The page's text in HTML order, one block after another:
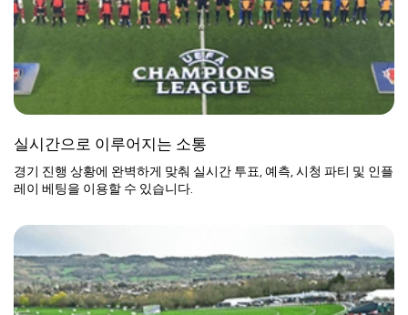
실시간으로 이루어지는 소통
경기 진행 상황에 완벽하게 맞춰 실시간 투표, 예측, 시청 파티 및 인플
레이 베팅을 이용할 수 있습니다.